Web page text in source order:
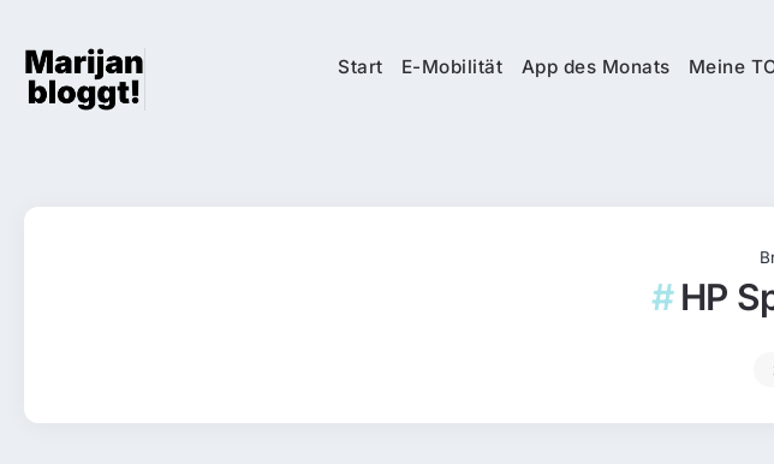
Start E-Mobilität App des Monats Meine
HP